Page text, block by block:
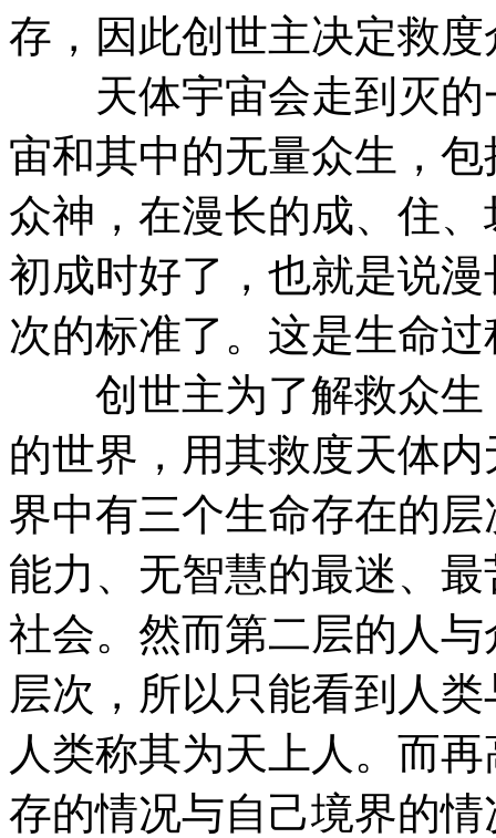
存，因此创世主决定救度
天体宇宙会走到灭的
宙和其中的无量众生，
众神，在漫长的成、住
初成时好了，也就是说
次的标准了。这是生命
创世主为了解救众生
的世界，用其救度天体
界中有三个生命存在的
能力、无智慧的最迷、
社会。然而第二层的人
层次，所以只能看到人
人类称其为天上人。而
存的情况与自己境界的